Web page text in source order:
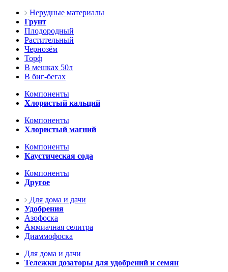
Нерудные материалы
Грунт
Плодородный
Растительный
Чернозём
Торф
В мешках 50л
В биг-бегах
Компоненты
Хлористый кальций
Компоненты
Хлористый магний
Компоненты
Каустическая сода
Компоненты
Другое
Для дома и дачи
Удобрения
Азофоска
Аммиачная селитра
Диаммофоска
Для дома и дачи
Тележки дозаторы для удобрений и семян